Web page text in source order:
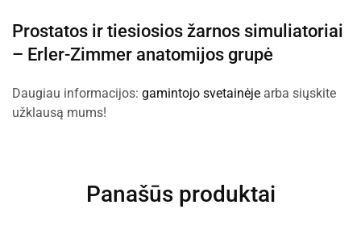
Prostatos ir tiesiosios žarnos simuliatoriai
– Erler-Zimmer anatomijos grupė
Daugiau informacijos: gamintojo svetainėje arba siųskite
užklausą mums!
Panašūs produktai